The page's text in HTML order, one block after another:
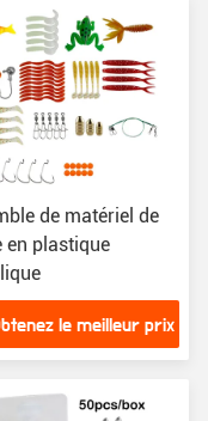
de matériel de
en plastique
le meilleur prix